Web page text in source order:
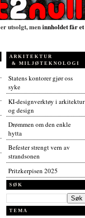
er utsolgt, meninnholdet får et
ARKITEKTUR
& MILJØTEKNOLOGI
Statens kontorer gjør oss
syke
KI-designverktøy i arkitektur
og design
Drømmen om den enkle
hytta
Befester strengt vern av
strandsonen
Pritzkerpisen 2025
SØK
TEMA